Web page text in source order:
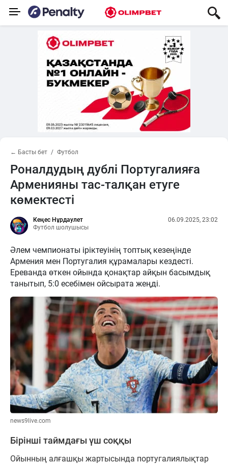
← Басты бет Футбол
Роналдудың дублі Португалияға
Арменияны тас-талқан етуге
көмектесті
Кеңес Нұрдаулет
Футбол шолушысы
06.09.2025, 23:02
Әлем чемпионаты іріктеуінің топтық кезеңінде
Армения мен Португалия құрамалары кездесті.
Ереванда өткен ойында қонақтар айқын басымдық
танытып, 5:0 есебімен ойсырата жеңді.
news9live.com
Бірінші таймдағы үш соққы
Ойынның алғашқы жартысында португалиялықтар